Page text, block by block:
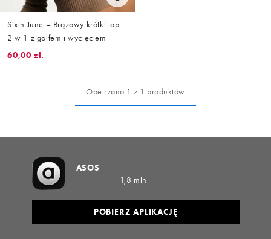
Sixth June – Brązowy krótki top
2 w 1 z golfem i wycięciem
60,00 zł.
Obejrzano 1 z 1 produktów
ASOS
1,8 mln
POBIERZ APLIKACJĘ